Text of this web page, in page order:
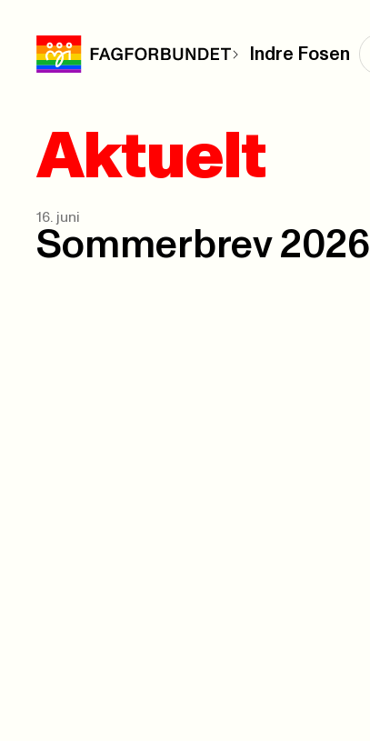
Indre Fosen
Aktuelt
16. juni
Sommerbrev 2026